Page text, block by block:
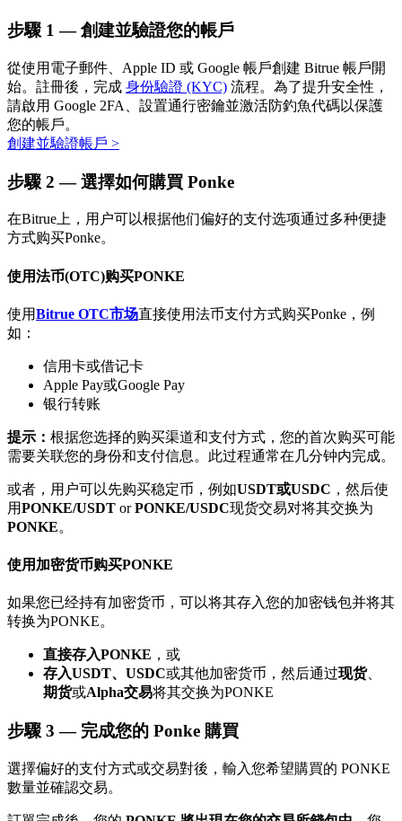
學習理財
了解如何賺取穩定收入
Bitrue AI
合夥人計劃
Bitrue渠道合伙人
步驟 1 —創建並驗證您的帳戶
從使用電子郵件、Apple ID 或 Google 帳戶創建 Bitrue 帳戶開
始。註冊後，完成 身份驗證 (KYC) 流程。為了提升安全性，
請啟用 Google 2FA、設置通行密鑰並激活防釣魚代碼以保護
您的帳戶。
創建並驗證帳戶 >
步驟 2 — 選擇如何購買 Ponke
在Bitrue上，用户可以根据他们偏好的支付选项通过多种便捷
方式购买Ponke。
使用法币(OTC)购买PONKE
使用Bitrue OTC市场直接使用法币支付方式购买Ponke，例
如：
信用卡或借记卡
Apple Pay或Google Pay
银行转账
提示： 根据您选择的购买渠道和支付方式，您的首次购买可能
需要关联您的身份和支付信息。此过程通常在几分钟内完成。
或者，用户可以先购买稳定币，例如USDT或USDC ，然后使
用PONKE/USDT orPONKE/USDC现货交易对将其交换为
PONKE。
使用加密货币购买PONKE
如果您已经持有加密货币，可以将其存入您的加密钱包并将其
转换为PONKE。
直接存入PONKE ，或
存入USDT、USDC或其他加密货币，然后通过现货、
期货或Alpha交易将其交换为PONKE
步驟 3 — 完成您的 Ponke 購買
選擇偏好的支付方式或交易對後，輸入您希望購買的 PONKE
數量並確認交易。